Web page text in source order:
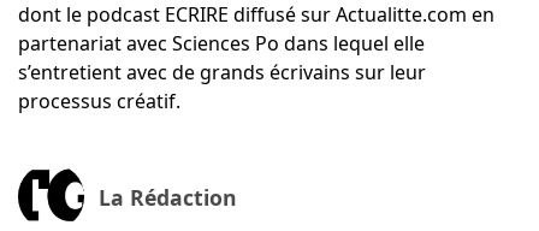
dont le podcast ECRIRE diffusé sur Actualitte.com en
partenariat avec Sciences Po dans lequel elle
s’entretient avec de grands écrivains sur leur
processus créatif.
La Rédaction